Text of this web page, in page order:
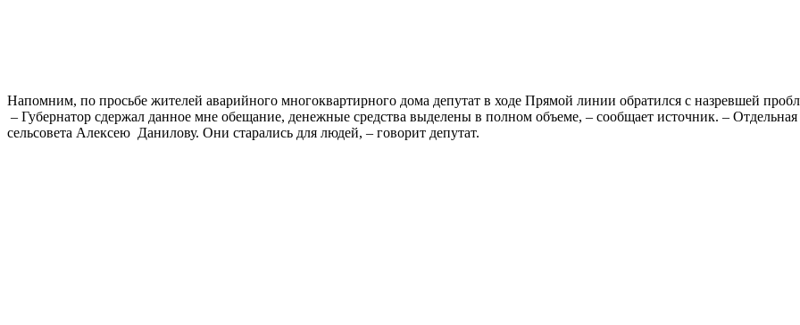
Напомним, по просьбе жителей аварийного многоквартирного дома депутат в ходе Прямой линии обратился с назревшей
– Губернатор сдержал данное мне обещание, денежные средства выделены в полном объеме, – сообщает источник. – Отдельная
сельсовета Алексею Данилову. Они старались для людей, – говорит депутат.